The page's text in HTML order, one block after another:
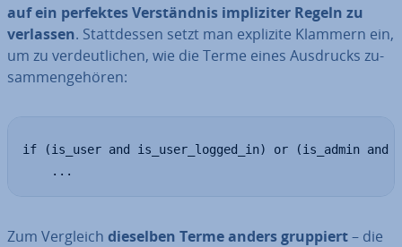
auf ein perfektes Ver­ständ­nis im­pli­zi­ter Regeln zu
verlassen. Statt­des­sen setzt man explizite Klammern ein,
um zu ver­deut­li­chen, wie die Terme eines Ausdrucks zu­
sam­men­ge­hö­ren:
if (is_user and is_user_logged_in) or (is_admin and
    ...
Zum Vergleich dieselben Terme anders gruppiert– die